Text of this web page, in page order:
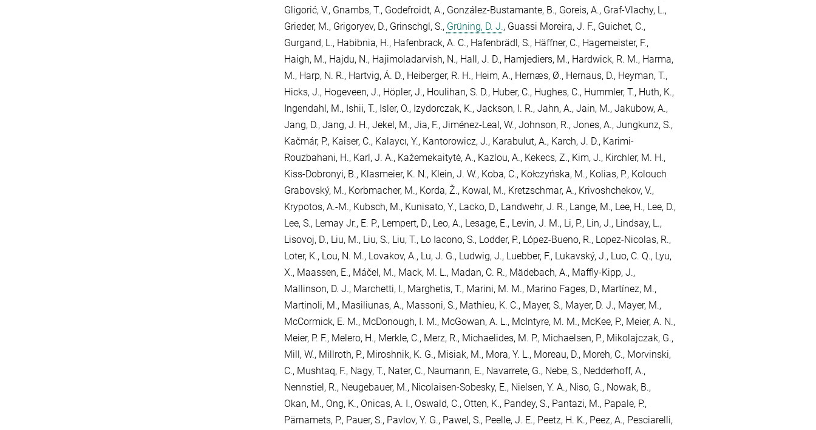
Gligorić, V., Gnambs, T., Godefroidt, A., González-Bustamante, B., Goreis, A., Graf-Vlachy, L.,
Grieder, M., Grigoryev, D., Grinschgl, S., Grüning, D. J., Guassi Moreira, J. F., Guichet, C.,
Gurgand, L., Habibnia, H., Hafenbrack, A. C., Hafenbrädl, S., Häffner, C., Hagemeister, F.,
Haigh, M., Hajdu, N., Hajimoladarvish, N., Hall, J. D., Hamjediers, M., Hardwick, R. M., Harma,
M., Harp, N. R., Hartvig, Á. D., Heiberger, R. H., Heim, A., Hernæs, Ø., Hernaus, D., Heyman, T.,
Hicks, J., Hogeveen, J., Höpler, J., Houlihan, S. D., Huber, C., Hughes, C., Hummler, T., Huth, K.,
Ingendahl, M., Ishii, T., Isler, O., Izydorczak, K., Jackson, I. R., Jahn, A., Jain, M., Jakubow, A.,
Jang, D., Jang, J. H., Jekel, M., Jia, F., Jiménez-Leal, W., Johnson, R., Jones, A., Jungkunz, S.,
Kačmár, P., Kaiser, C., Kalaycı, Y., Kantorowicz, J., Karabulut, A., Karch, J. D., Karimi-
Rouzbahani, H., Karl, J. A., Kažemekaitytė, A., Kazlou, A., Kekecs, Z., Kim, J., Kirchler, M. H.,
Kiss-Dobronyi, B., Klasmeier, K. N., Klein, J. W., Koba, C., Kołczyńska, M., Kolias, P., Kolouch
Grabovský, M., Korbmacher, M., Korda, Ž., Kowal, M., Kretzschmar, A., Krivoshchekov, V.,
Krypotos, A.-M., Kubsch, M., Kunisato, Y., Lacko, D., Landwehr, J. R., Lange, M., Lee, H., Lee, D.,
Lee, S., Lemay Jr., E. P., Lempert, D., Leo, A., Lesage, E., Levin, J. M., Li, P., Lin, J., Lindsay, L.,
Lisovoj, D., Liu, M., Liu, S., Liu, T., Lo Iacono, S., Lodder, P., López-Bueno, R., Lopez-Nicolas, R.,
Loter, K., Lou, N. M., Lovakov, A., Lu, J. G., Ludwig, J., Luebber, F., Lukavský, J., Luo, C. Q., Lyu,
X., Maassen, E., Máčel, M., Mack, M. L., Madan, C. R., Mädebach, A., Maffly-Kipp, J.,
Mallinson, D. J., Marchetti, I., Marghetis, T., Marini, M. M., Marino Fages, D., Martínez, M.,
Martinoli, M., Masiliunas, A., Massoni, S., Mathieu, K. C., Mayer, S., Mayer, D. J., Mayer, M.,
McCormick, E. M., McDonough, I. M., McGowan, A. L., McIntyre, M. M., McKee, P., Meier, A. N.,
Meier, P. F., Melero, H., Merkle, C., Merz, R., Michaelides, M. P., Michaelsen, P., Mikolajczak, G.,
Mill, W., Millroth, P., Miroshnik, K. G., Misiak, M., Mora, Y. L., Moreau, D., Moreh, C., Morvinski,
C., Mushtaq, F., Nagy, T., Nater, C., Naumann, E., Navarrete, G., Nebe, S., Nedderhoff, A.,
Nennstiel, R., Neugebauer, M., Nicolaisen-Sobesky, E., Nielsen, Y. A., Niso, G., Nowak, B.,
Okan, M., Ong, K., Onicas, A. I., Oswald, C., Otten, K., Pandey, S., Pantazi, M., Papale, P.,
Pärnamets, P., Pauer, S., Pavlov, Y. G., Pawel, S., Peelle, J. E., Peetz, H. K., Peez, A., Pesciarelli,